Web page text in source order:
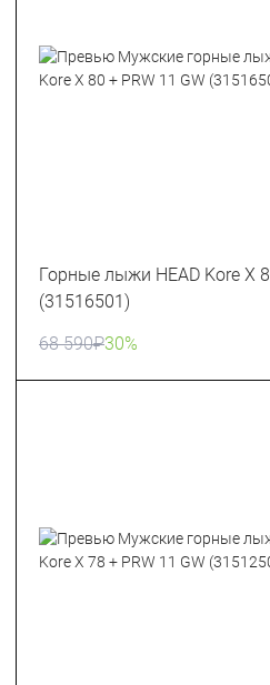
Горные лыжи HEAD Kore X
(31516501)
68 590₽30%